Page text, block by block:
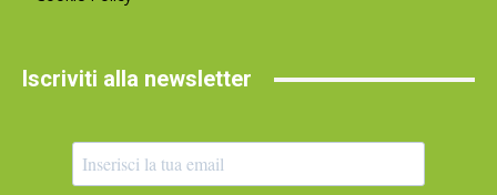
Iscriviti alla newsletter